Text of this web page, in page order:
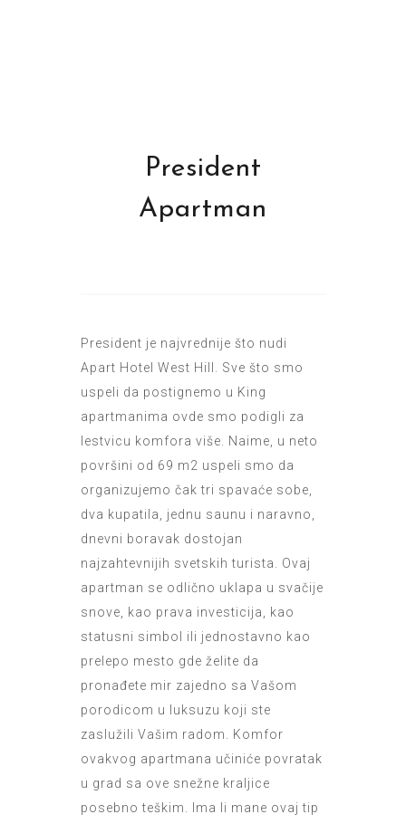
President
Apartman
President je najvrednije što nudi
Apart Hotel West Hill. Sve što smo
uspeli da postignemo u King
apartmanima ovde smo podigli za
lestvicu komfora više. Naime, u neto
površini od 69 m2 uspeli smo da
organizujemo čak tri spavaće sobe,
dva kupatila, jednu saunu i naravno,
dnevni boravak dostojan
najzahtevnijih svetskih turista. Ovaj
apartman se odlično uklapa u svačije
snove, kao prava investicija, kao
statusni simbol ili jednostavno kao
prelepo mesto gde želite da
pronađete mir zajedno sa Vašom
porodicom u luksuzu koji ste
zaslužili Vašim radom. Komfor
ovakvog apartmana učiniće povratak
u grad sa ove snežne kraljice
posebno teškim. Ima li mane ovaj tip